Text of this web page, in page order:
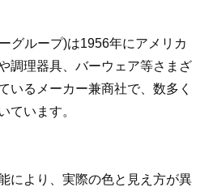
グループ)は1956年にアメリカ
調理器具、バーウェア等さまざ
いるメーカー兼商社で、数多く
ています。
により、実際の色と見え方が異